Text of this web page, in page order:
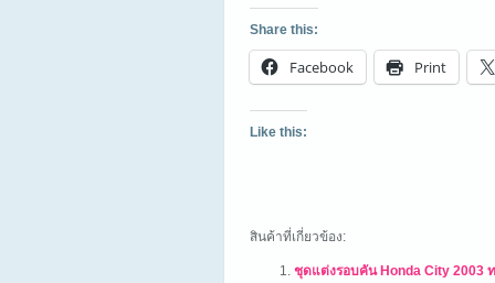
Share this:
Facebook Print
Like this:
สินค้าที่เกี่ยวข้อง:
ชุดแต่งรอบคัน Honda City 2003